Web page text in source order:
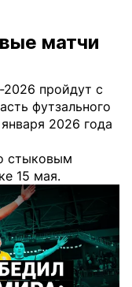
матчи
пройдут с
футзального
2026 года
стыковым
15 мая.
видео YouTube